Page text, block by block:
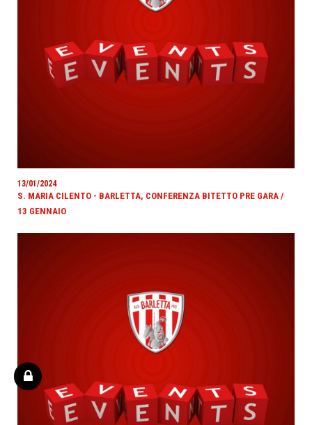
13/01/2024
S. MARIA CILENTO - BARLETTA, CONFERENZA BITETTO PRE GARA /
13 GENNAIO